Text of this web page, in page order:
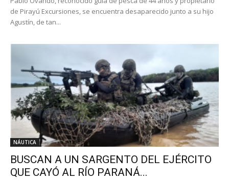
de Pirayú Excursiones, se encuentra desaparecido junto a su hijo
Agustín, de tan...
NÁUTICA
BUSCAN A UN SARGENTO DEL EJÉRCITO
QUE CAYÓ AL RÍO PARANÁ...